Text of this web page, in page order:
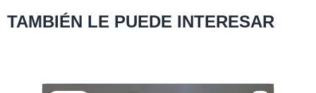
TAMBIÉN LE PUEDE INTERESAR